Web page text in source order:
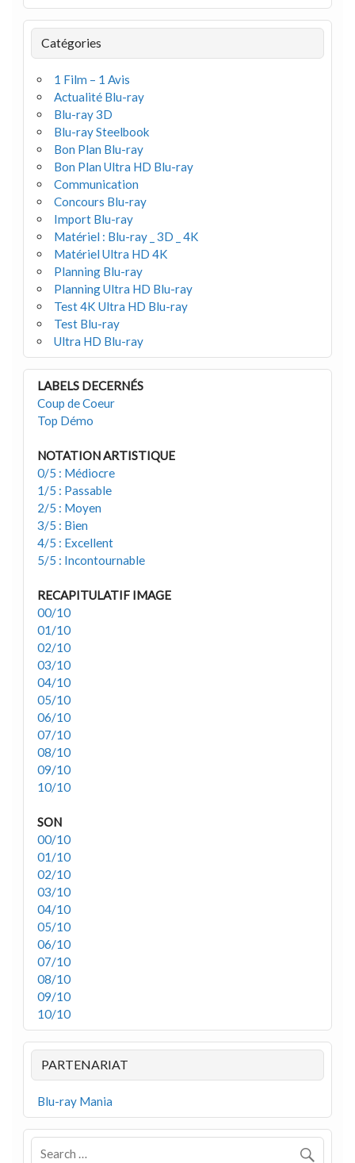
Catégories
1 Film – 1 Avis
Actualité Blu-ray
Blu-ray 3D
Blu-ray Steelbook
Bon Plan Blu-ray
Bon Plan Ultra HD Blu-ray
Communication
Concours Blu-ray
Import Blu-ray
Matériel : Blu-ray _ 3D _ 4K
Matériel Ultra HD 4K
Planning Blu-ray
Planning Ultra HD Blu-ray
Test 4K Ultra HD Blu-ray
Test Blu-ray
Ultra HD Blu-ray
LABELS DECERNÉS
Coup de Coeur
Top Démo
NOTATION ARTISTIQUE
0/5 : Médiocre
1/5 : Passable
2/5 : Moyen
3/5 : Bien
4/5 : Excellent
5/5 : Incontournable
RECAPITULATIF IMAGE
00/10
01/10
02/10
03/10
04/10
05/10
06/10
07/10
08/10
09/10
10/10
SON
00/10
01/10
02/10
03/10
04/10
05/10
06/10
07/10
08/10
09/10
10/10
PARTENARIAT
Blu-ray Mania